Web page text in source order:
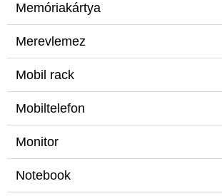
Memóriakártya
Merevlemez
Mobil rack
Mobiltelefon
Monitor
Notebook